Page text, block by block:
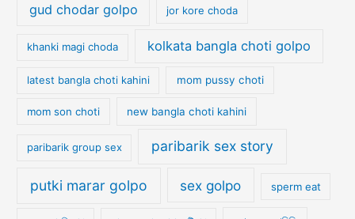
gud chodar golpo jor kore choda
khanki magi choda kolkata bangla choti golpo
latest bangla choti kahini mom pussy choti
mom son choti new bangla choti kahini
paribarik group sex paribarik sex story
putki marar golpo sex golpo sperm eat